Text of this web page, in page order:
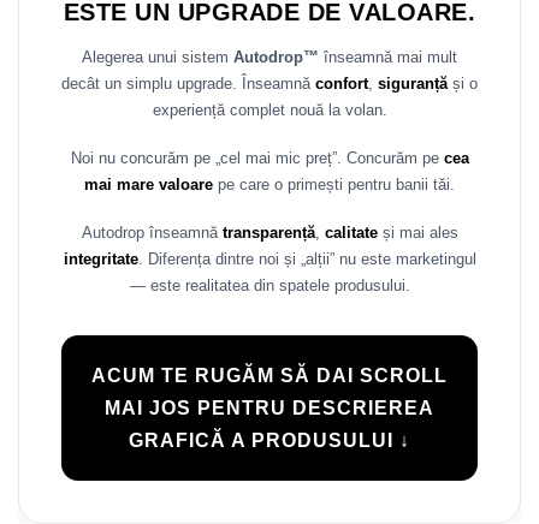
ESTE UN UPGRADE DE VALOARE.
Alegerea unui sistem Autodrop™ înseamnă mai mult
decât un simplu upgrade. Înseamnă confort, siguranță și o
experiență complet nouă la volan.
Noi nu concurăm pe „cel mai mic preț”. Concurăm pe cea
mai mare valoare pe care o primești pentru banii tăi.
Autodrop înseamnă transparență, calitateși mai ales
integritate. Diferența dintre noi și „alții” nu este marketingul
— este realitatea din spatele produsului.
ACUM TE RUGĂM SĂ DAI SCROLL
MAI JOS PENTRU DESCRIEREA
GRAFICĂ A PRODUSULUI ↓